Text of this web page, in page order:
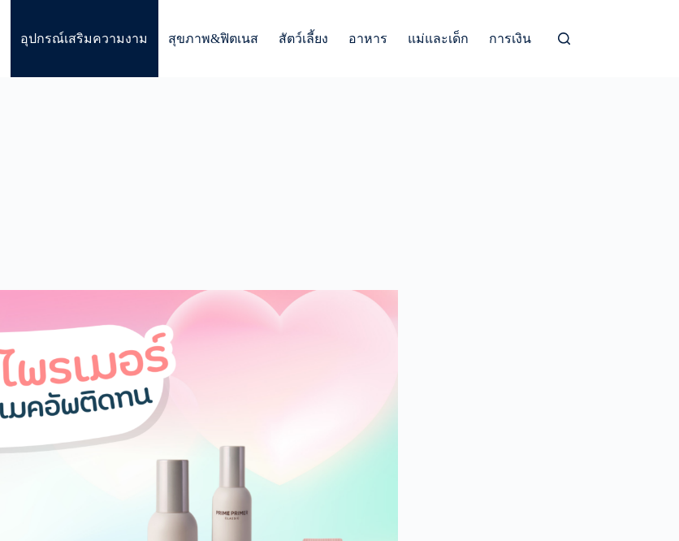
อุปกรณ์เสริมความงาม สุขภาพ&ฟิตเนส สัตว์เลี้ยง อาหาร แม่และเด็ก การเงิน